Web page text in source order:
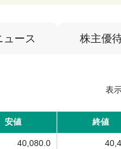
ュース 株主優
表
安値 終値
40,080.0